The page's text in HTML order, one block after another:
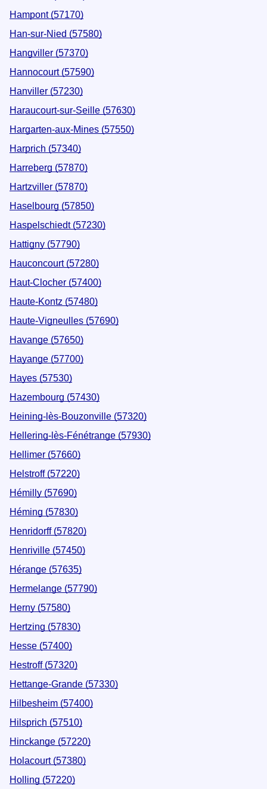
Hampont (57170)
Han-sur-Nied (57580)
Hangviller (57370)
Hannocourt (57590)
Hanviller (57230)
Haraucourt-sur-Seille (57630)
Hargarten-aux-Mines (57550)
Harprich (57340)
Harreberg (57870)
Hartzviller (57870)
Haselbourg (57850)
Haspelschiedt (57230)
Hattigny (57790)
Hauconcourt (57280)
Haut-Clocher (57400)
Haute-Kontz (57480)
Haute-Vigneulles (57690)
Havange (57650)
Hayange (57700)
Hayes (57530)
Hazembourg (57430)
Heining-lès-Bouzonville (57320)
Hellering-lès-Fénétrange (57930)
Hellimer (57660)
Helstroff (57220)
Hémilly (57690)
Héming (57830)
Henridorff (57820)
Henriville (57450)
Hérange (57635)
Hermelange (57790)
Herny (57580)
Hertzing (57830)
Hesse (57400)
Hestroff (57320)
Hettange-Grande (57330)
Hilbesheim (57400)
Hilsprich (57510)
Hinckange (57220)
Holacourt (57380)
Holling (57220)